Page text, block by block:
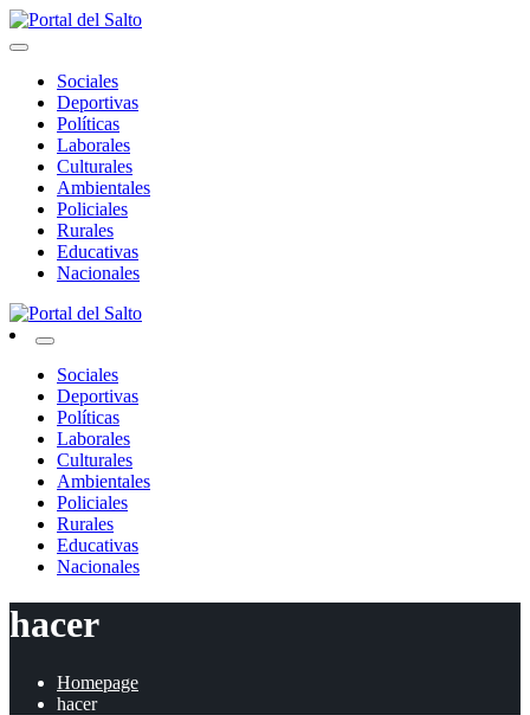
Skip
to
Portal del Salto
Sociales
Deportivas
Políticas
Laborales
Culturales
Ambientales
Policiales
Rurales
Educativas
Nacionales
Portal del Salto
Sociales
Deportivas
Políticas
Laborales
Culturales
Ambientales
Policiales
Rurales
Educativas
Nacionales
hacer
Homepage
hacer